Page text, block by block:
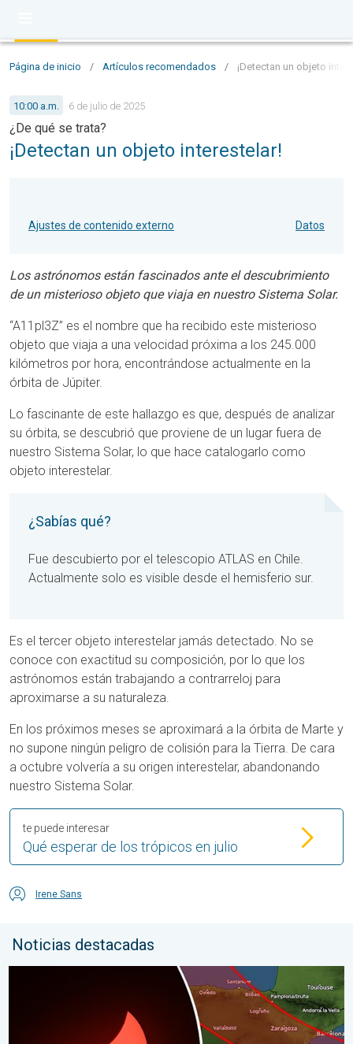
Página de inicio / Artículos recomendados / ¡Detectan un objeto
10:00 a.m. 6 de julio de 2025
¿De qué se trata?
¡Detectan un objeto interestelar!
Ajustes de contenido externo Datos
Los astrónomos están fascinados ante el descubrimiento
de un misterioso objeto que viaja en nuestro Sistema Solar.
“A11pl3Z” es el nombre que ha recibido este misterioso
objeto que viaja a una velocidad próxima a los 245.000
kilómetros por hora, encontrándose actualmente en la
órbita de Júpiter.
Lo fascinante de este hallazgo es que, después de analizar
su órbita, se descubrió que proviene de un lugar fuera de
nuestro Sistema Solar, lo que hace catalogarlo como
objeto interestelar.
¿Sabías qué?
Fue descubierto por el telescopio ATLAS en Chile.
Actualmente solo es visible desde el hemisferio sur.
Es el tercer objeto interestelar jamás detectado. No se
conoce con exactitud su composición, por lo que los
astrónomos están trabajando a contrarreloj para
aproximarse a su naturaleza.
En los próximos meses se aproximará a la órbita de Marte y
no supone ningún peligro de colisión para la Tierra. De cara
a octubre volvería a su origen interestelar, abandonando
nuestro Sistema Solar.
Qué esperar de los trópicos en julio
te puede interesar
Irene Sans
Noticias destacadas
Los detalles del eclipse en España. Lo que necesitas saber.